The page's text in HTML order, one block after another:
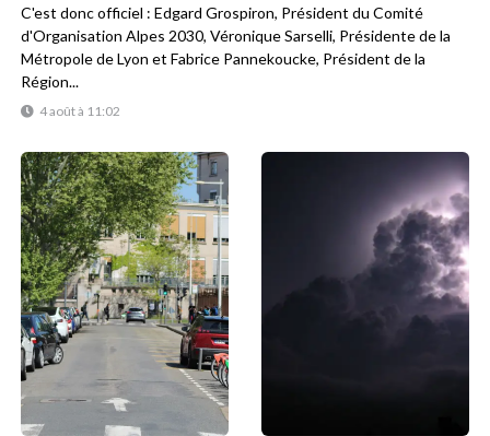
4 août à 11:02
C'est donc officiel : Edgard Grospiron, Président du Comité
d'Organisation Alpes 2030, Véronique Sarselli, Présidente de la
Métropole de Lyon et Fabrice Pannekoucke, Président de la
Région...